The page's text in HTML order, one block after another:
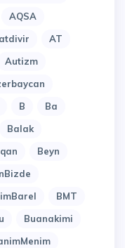
AQSA
AT
Autizm
B
Ba
Balak
Beyn
BMT
Buanakimi